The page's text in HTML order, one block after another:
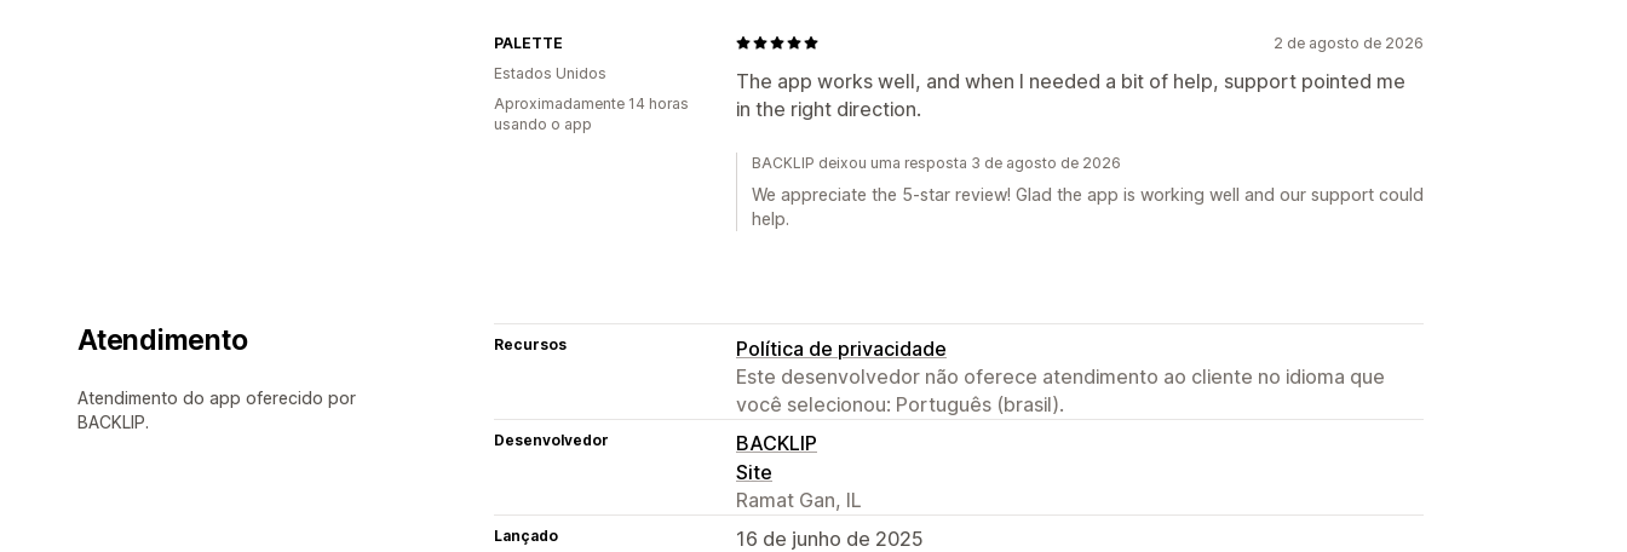
2 de agosto de 2026
The app works well, and when I needed a bit of help, support pointed me
in the right direction.
PALETTE
Estados Unidos
Aproximadamente 14 horas
usando o app
BACKLIP deixou uma resposta 3 de agosto de 2026
We appreciate the 5-star review! Glad the app is working well and our support could
help.
Atendimento
Atendimento do app oferecido por
BACKLIP.
Recursos
Política de privacidade
Este desenvolvedor não oferece atendimento ao cliente no idioma que
você selecionou: Português (brasil).
Desenvolvedor
BACKLIP
Site
Ramat Gan, IL
Lançado 16 de junho de 2025